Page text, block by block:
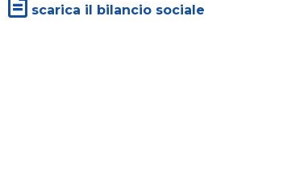
scarica il bilancio sociale